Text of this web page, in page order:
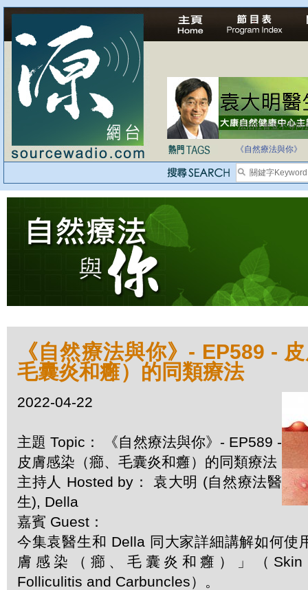
法治社會並不等同
自家教育合法化-
《自然療法與你》
《自然療法與你》- EP589 -
毛囊炎和癰）的同類療法
2022-04-22
主題 Topic： 《自然療法與你》- EP589 -
皮膚感染（癤、毛囊炎和癰）的同類療法
主持人 Hosted by： 袁大明 (自然療法醫
生), Della
嘉賓 Guest：
今集袁醫生和 Della 同大家詳細講解如何使
膚感染（癤、毛囊炎和癰）」（Skin
Folliculitis and Carbuncles）。